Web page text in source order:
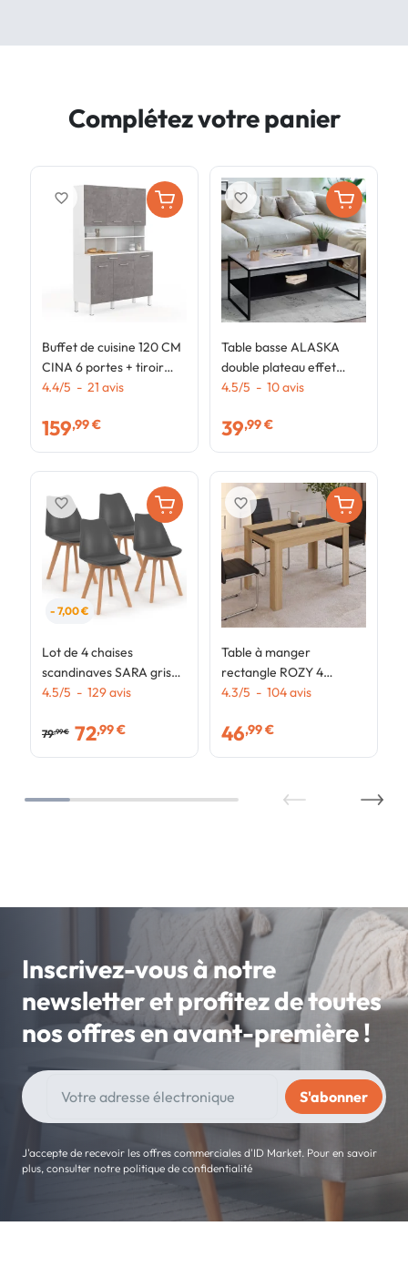
Complétez votre panier
Buffet de cuisine 120 CM
CINA 6 portes + tiroir
blanc et effet béton
4.4/5 - 21 avis
159,99 €
favorite_border
- 7,00 €
Lot de 4 chaises
scandinaves SARA gris
foncé pour salle à
4.5/5 - 129avis
79,99 € 72,99 €
favorite_border
Table basse ALASKA
double plateau effet
marbre et noir pieds
4.5/5 - 10avis
39,99 €
favorite_border
Table à manger
rectangle ROZY 4
personnes façon hêtre
4.3/5 - 104avis
46,99 €
favorite_border
Inscrivez-vous à notre
newsletter et profitez de toutes
nos offres en avant-première !
J'accepte de recevoir les offres commerciales d'ID Market. Pour en savoir
plus, consulter notre politique de confidentialité